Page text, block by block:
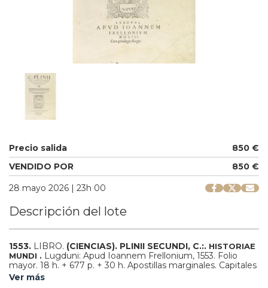
Precio salida
850 €
VENDIDO POR
850 €
28 mayo 2026 | 23h 00
Descripción del lote
1553. LIBRO. (CIENCIAS). PLINII SECUNDI, C.:. HISTORIAE
MUNDI . Lugduni: Apud Ioannem Frellonium, 1553. Folio
mayor. 18 h. + 677 p. + 30 h. Apostillas marginales. Capitales
xilográficas. [Sigue:] INDEX COPIOSISSIMUS. 93 h., sin
Ver más